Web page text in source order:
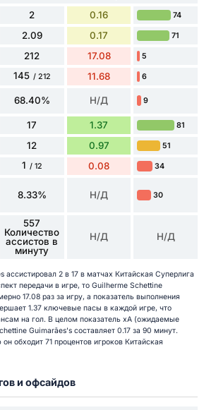
2 0.16 74
2.09 0.17 71
212 17.08 5
145 / 212 11.68 6
68.40% Н/Д 9
17 1.37 81
12 0.97 51
1 / 12 0.08 34
8.33% Н/Д 30
557
Количество
ассистов в
минуту
Н/Д Н/Д
ассистировал 2 в 17 в матчах Китайская Суперлига
передачи в игре, то Guilherme Schettine
17.08 раз за игру, а показатель выполнения
1.37 ключевые пасы в каждой игре, что
на гол. В целом показатель xA (ожидаемые
Guimarães's составляет 0.17 за 90 минут.
обходит 71 процентов игроков Китайская
и офсайдов